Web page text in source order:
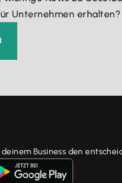
Unternehmen
Business den